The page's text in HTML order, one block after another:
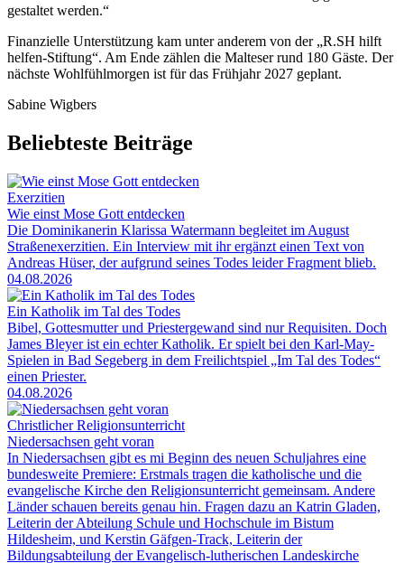
gestaltet werden.“
Finanzielle Unterstützung kam unter anderem von der „R.SH hilft
helfen-Stiftung“. Am Ende zählen die Malteser rund 180 Gäste. Der
nächste Wohlfühlmorgen ist für das Frühjahr 2027 geplant.
Sabine Wigbers
Beliebteste Beiträge
Exerzitien
Wie einst Mose Gott entdecken
Die Dominikanerin Klarissa Watermann begleitet im August
Straßenexerzitien. Ein Interview mit ihr ergänzt einen Text von
Andreas Hüser, der aufgrund seines Todes leider Fragment blieb.
04.08.2026
Ein Katholik im Tal des Todes
Bibel, Gottesmutter und Priestergewand sind nur Requisiten. Doch
James Bleyer ist ein echter Katholik. Er spielt bei den Karl-May-
Spielen in Bad Segeberg in dem Freilichtspiel „Im Tal des Todes“
einen Priester.
04.08.2026
Christlicher Religionsunterricht
Niedersachsen geht voran
In Niedersachsen gibt es mi Beginn des neuen Schuljahres eine
bundesweite Premiere: Erstmals tragen die katholische und die
evangelische Kirche den Religionsunterricht gemeinsam. Andere
Länder schauen bereits genau hin. Fragen dazu an Katrin Gladen,
Leiterin der Abteilung Schule und Hochschule im Bistum
Hildesheim, und Kerstin Gäfgen-Track, Leiterin der
Bildungsabteilung der Evangelisch-lutherischen Landeskirche